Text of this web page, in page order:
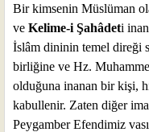
Bir kimsenin Müslüman
ve Kelime-i Şahâdeti
İslâm dininin temel direği
birliğine ve Hz.
olduğuna inanan bir kişi,
kabullenir. Zaten diğer
Peygamber Efendimiz